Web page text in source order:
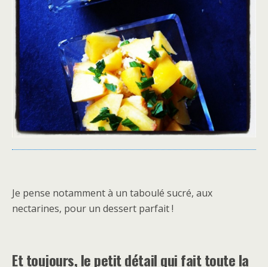
Je pense notamment à un taboulé sucré, aux
nectarines, pour un dessert parfait !
Et toujours, le petit détail qui fait toute la